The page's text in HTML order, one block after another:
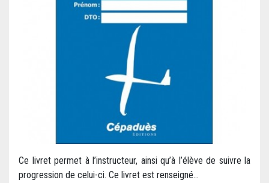
Ce livret permet à l’instructeur, ainsi qu’à l’élève de suivre la
progression de celui-ci. Ce livret est renseigné...